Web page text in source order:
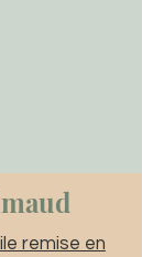
remise en